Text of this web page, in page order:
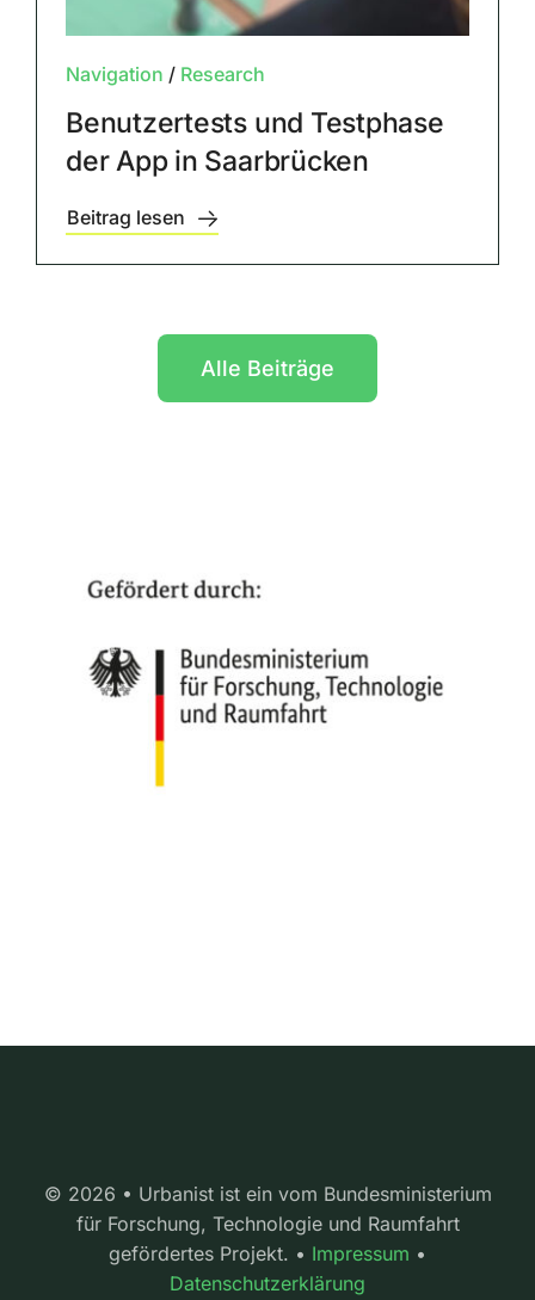
Navigation / Research
Benutzertests und Testphase
der App in Saarbrücken
Beitrag lesen
Alle Beiträge
© 2026 • Urbanist ist ein vom Bundesministerium
für Forschung, Technologie und Raumfahrt
gefördertes Projekt. • Impressum •
Datenschutzerklärung